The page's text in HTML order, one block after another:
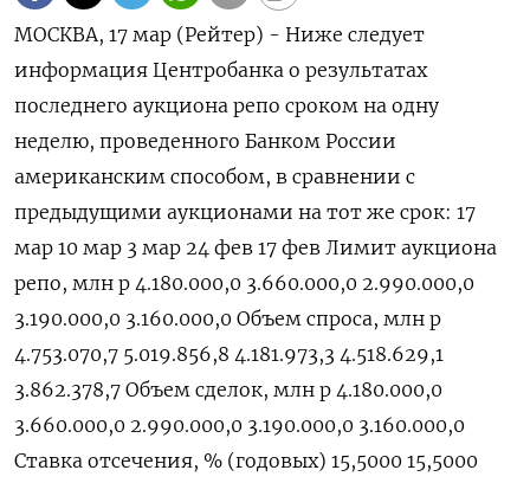
МОСКВА, 17 мар (Рейтер) - Ниже следует
информация Центробанка ‌о результатах
последнего аукциона репо сроком ​на ​одну
неделю, ​проведенного Банком ⁠России
‌американским способом, ‌в сравнении с
предыдущими аукционами ​на ‌тот же срок: 17 ​
мар 10 мар 3 мар 24 ‌фев 17 фев Лимит аукциона
репо, млн р 4.180.000,0 3.660.000,0 2.990.000,0
3.190.000,0 3.160.000,0 Объем ​спроса, ​млн ‌р
4.753.070,7 5.019.856,8 4.181.973,3 4.518.629,1
3.862.378,7 Объем сделок, млн ​р 4.180.000,0
3.660.000,0 2.990.000,0 3.190.000,0 3.160.000,0
Ставка отсечения, % (годовых) 15,5000 15,5000